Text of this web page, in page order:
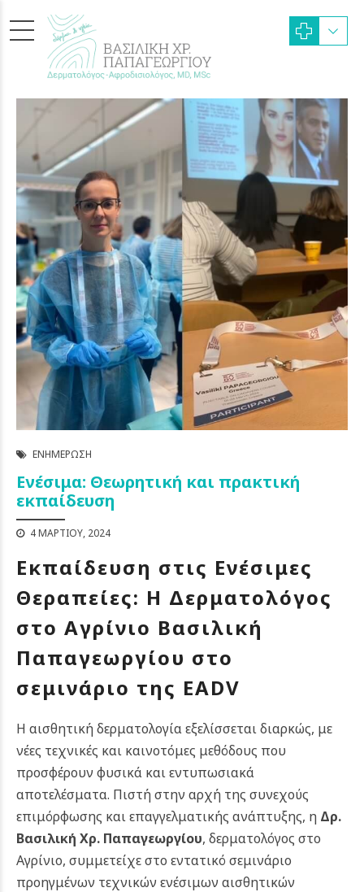
ΕΝΗΜΈΡΩΣΗ
Ενέσιμα: Θεωρητική και πρακτική
εκπαίδευση
4 ΜΑΡΤΊΟΥ, 2024
Εκπαίδευση στις Ενέσιμες
Θεραπείες: Η Δερματολόγος
στο Αγρίνιο Βασιλική
Παπαγεωργίου στο
σεμινάριο της EADV
Η αισθητική δερματολογία εξελίσσεται διαρκώς, με
νέες τεχνικές και καινοτόμες μεθόδους που
προσφέρουν φυσικά και εντυπωσιακά
αποτελέσματα. Πιστή στην αρχή της συνεχούς
επιμόρφωσης και επαγγελματικής ανάπτυξης, η Δρ.
Βασιλική Χρ. Παπαγεωργίου, δερματολόγος στο
Αγρίνιο, συμμετείχε στο εντατικό σεμινάριο
προηγμένων τεχνικών ενέσιμων αισθητικών